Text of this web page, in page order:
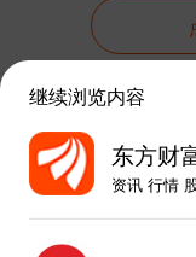
4、板块方面
机器人板块
盘的兑现节奏。
【备注】不
重视交易节奏。
资讯
触屏版
继续浏览内容
东方财
资讯 行情